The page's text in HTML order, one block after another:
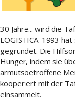
30 Jahre... wird die
LOGISTICA. 1993
gegründet. Die
Hunger, indem sie
armutsbetroffene
kooperiert mit der
einsammelt.